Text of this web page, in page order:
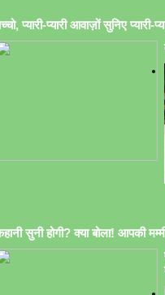
प्यारी-प्यारी आवाज़ों सुनिए प्यारी-
सुनी होगी? क्या बोला! आपकी